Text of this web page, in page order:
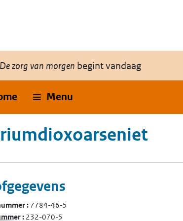
De zorg van morgen begint vandaag
Menu
7784-46-5
(Europees Gemeenschap-nummer)
232-070-5